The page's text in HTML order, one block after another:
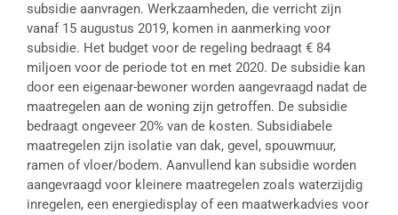
subsidie aanvragen. Werkzaamheden, die verricht zijn
vanaf 15 augustus 2019, komen in aanmerking voor
subsidie. Het budget voor de regeling bedraagt € 84
miljoen voor de periode tot en met 2020. De subsidie kan
door een eigenaar-bewoner worden aangevraagd nadat de
maatregelen aan de woning zijn getroffen. De subsidie
bedraagt ongeveer 20% van de kosten. Subsidiabele
maatregelen zijn isolatie van dak, gevel, spouwmuur,
ramen of vloer/bodem. Aanvullend kan subsidie worden
aangevraagd voor kleinere maatregelen zoals waterzijdig
inregelen, een energiedisplay of een maatwerkadvies voor